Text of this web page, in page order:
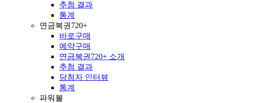
추첨 결과
통계
연금복권720+
바로구매
예약구매
연금복권720+ 소개
추첨 결과
당첨자 인터뷰
통계
파워볼